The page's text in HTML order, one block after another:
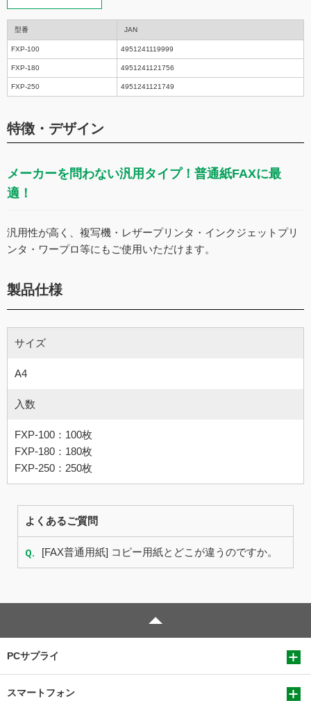
型番 JAN
FXP-100 4951241119999
FXP-180 4951241121756
FXP-250 4951241121749
特徴・デザイン
メーカーを問わない汎用タイプ！普通紙FAXに最
適！
汎用性が高く、複写機・レザープリンタ・インクジェットプリ
ンタ・ワープロ等にもご使用いただけます。
製品仕様
サイズ
A4
入数
FXP-100：100枚
FXP-180：180枚
FXP-250：250枚
よくあるご質問
Q. [FAX普通用紙] コピー用紙とどこが違うのですか。
PCサプライ
スマートフォン